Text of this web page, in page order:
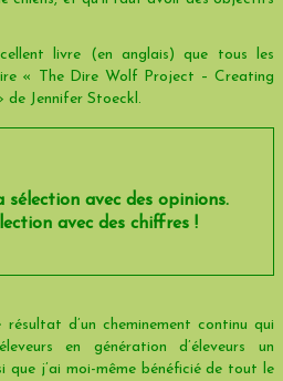
livre (en anglais) que tous les
« The Dire Wolf Project – Creating
Jennifer Stoeckl.
avec des opinions.
avec des chiffres !
d’un cheminement continu qui
en génération d’éleveurs un
que j’ai moi-même bénéficié de tout le